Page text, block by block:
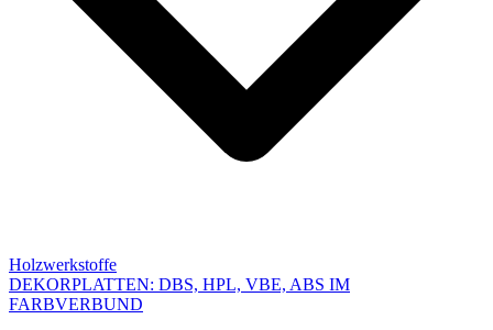
Holzwerkstoffe
DEKORPLATTEN: DBS, HPL, VBE, ABS IM
FARBVERBUND